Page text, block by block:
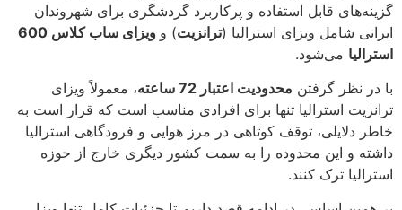
گزینه‌های قابل استفاده و پرکاربرد گردشگری برای شهروندان
ایرانی شامل ویزای استرالیا (ترانزیت) و
ویزای ساب کلاس 600
استرالیا می‌شود.
با در نظر گرفتن محدودیت اعتبار 72 ساعته
، معمولاً ویزای
ترانزیت استرالیا تنها برای افرادی مناسب است که قرار است به
خاطر دلایلی، توقف کوتاهی در مرز هوایی و فرودگاهی استرالیا
داشته و این محدوده را به سمت کشور دیگری خارج از حوزه
استرالیا ترک کنند.